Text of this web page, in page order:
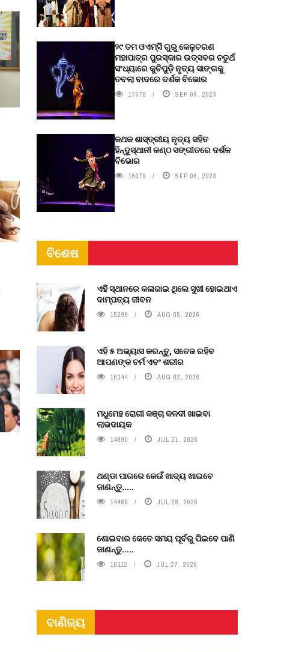
୨୯ ତମ ଓଏମ୍‌ସି ଗୁରୁ କେଳୁଚରଣ
ମହାପାତ୍ର ପୁରସ୍କାର ଉତ୍ସବର ଚତୁର୍ଥ
ସଂଧ୍ୟାରେ କୁଚିପୁଡ଼ି ନୃତ୍ୟ ସାଙ୍ଗକୁ
ତବଲା ବାଦରେ ଦର୍ଶକ ବିଭୋର
17678 SEP 09, 2023
କଥକ ଶାସ୍ତ୍ରୀୟ ନୃତ୍ୟ ସହିତ
ହିନ୍ଦୁସ୍ଥାନୀ କଣ୍ଠ ସଙ୍ଗୀତରେ ଦର୍ଶକ
ବିଭୋର
18079 SEP 06, 2023
ବିଶେଷ
ଏହି ସ୍ଥାନରେ କଳାଜାଇ ଥିଲେ ସୁଖୀ ହୋଇଥାଏ
ଦାମ୍ପତ୍ୟ ଜୀବନ
15299 AUG 05, 2026
ଏହି ୫ ଅଭ୍ୟାସ କରନ୍ତୁ, ସତେଜ ରହିବ
ଆପଣଙ୍କ ଚର୍ମ ଏବଂ ଶରୀର
16144 AUG 02, 2026
ମଧୁମେହ ରୋଗୀ କଞ୍ଚା କଳଦୀ ଖାଇବା
ଲାଭଦାୟକ
14990 JUL 31, 2026
ଥଣ୍ଡା ପାଗରେ କେଉଁ ଖାଦ୍ୟ ଖାଇବେ
ଜାଣନ୍ତୁ.....
14489 JUL 28, 2026
ଶୋଇବାର କେତେ ସମୟ ପୂର୍ବରୁ ପିଇବେ ପାଣି
ଜାଣନ୍ତୁ.....
16112 JUL 27, 2026
ବାଣିଜ୍ୟ